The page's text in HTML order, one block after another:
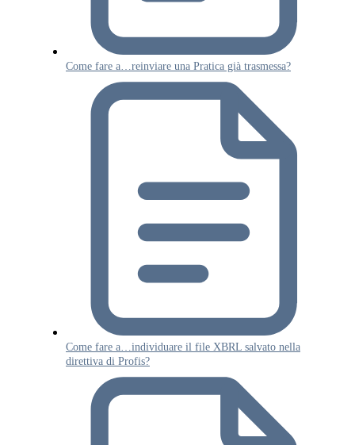
Come fare a…reinviare una Pratica già trasmessa?
Come fare a…individuare il file XBRL salvato nella
direttiva di Profis?